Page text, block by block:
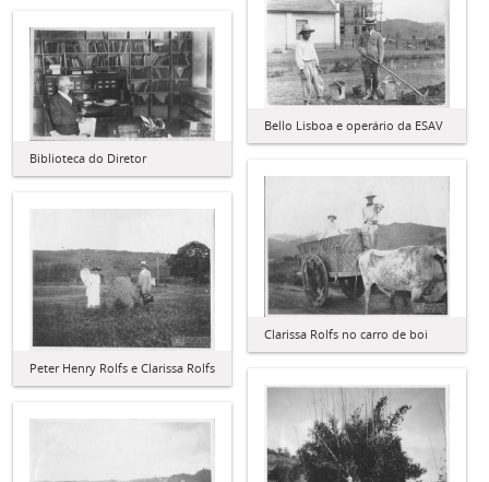
Bello Lisboa e operário da ESAV
Biblioteca do Diretor
Clarissa Rolfs no carro de boi
Peter Henry Rolfs e Clarissa Rolfs